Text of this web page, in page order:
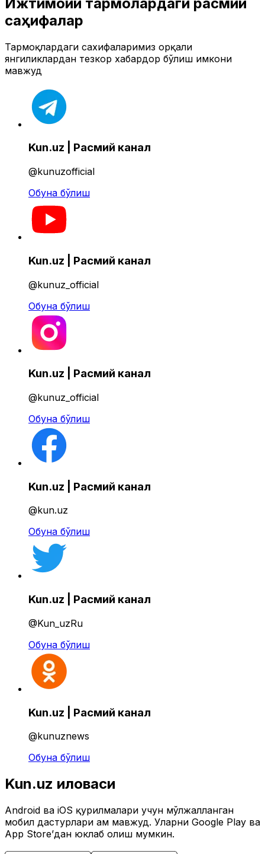
саҳифалар
Тармоқлардаги сахифаларимиз орқали
янгиликлардан тезкор хабардор бўлиш имкони
мавжуд
Kun.uz | Расмий канал
@kunuzofficial
Обуна бўлиш
Kun.uz | Расмий канал
@kunuz_official
Обуна бўлиш
Kun.uz | Расмий канал
@kunuz_official
Обуна бўлиш
Kun.uz | Расмий канал
@kun.uz
Обуна бўлиш
Kun.uz | Расмий канал
@Kun_uzRu
Обуна бўлиш
Kun.uz | Расмий канал
@kunuznews
Обуна бўлиш
Kun.uz иловаси
Android ва iOS қурилмалари учун мўлжалланган
мобил дастурлари ҳам мавжуд. Уларни Google Play ва
App Store’дан юклаб олиш мумкин.